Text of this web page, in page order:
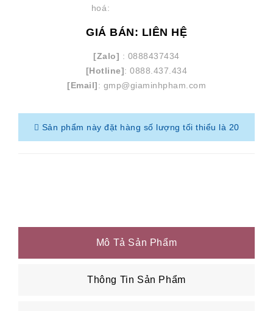
hoá:
GIÁ BÁN: LIÊN HỆ
[Zalo] : 0888437434
[Hotline]: 0888.437.434
[Email]: gmp@giaminhpham.com
Sản phẩm này đặt hàng số lượng tối thiểu là 20
Mô Tả Sản Phẩm
Thông Tin Sản Phẩm